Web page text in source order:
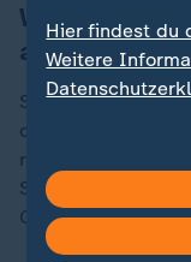
Welche
abgesetzt
Spenden an
der
reicht ein
Spenden bedarf
Organisation.
Hier findest du
Weitere